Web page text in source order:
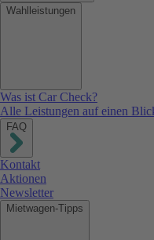
Wahlleistungen
Was ist Car Check?
Alle Leistungen auf einen
FAQ
Kontakt
Aktionen
Newsletter
Mietwagen-Tipps